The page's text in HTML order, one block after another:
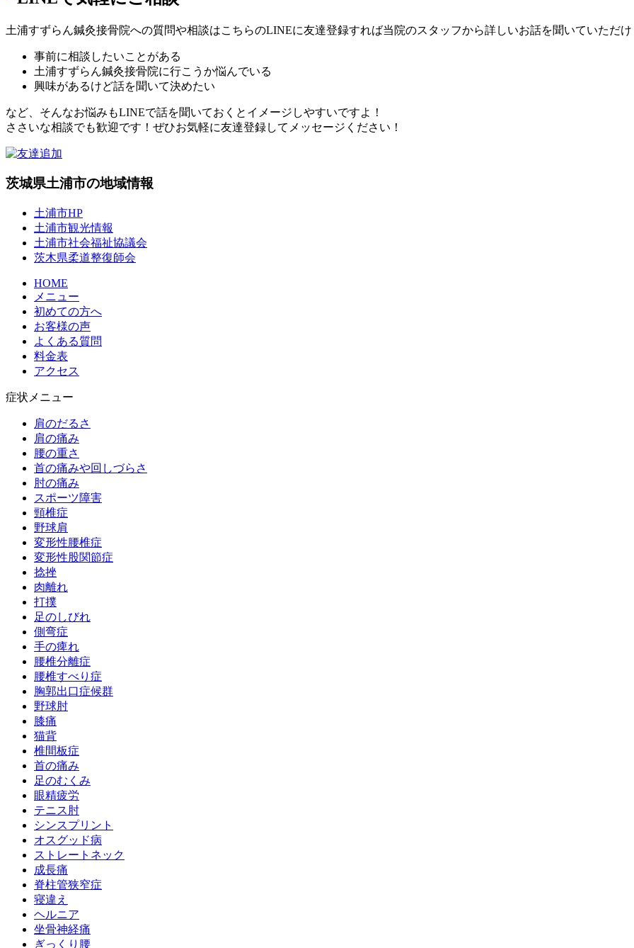
土浦すずらん鍼灸接骨院への質問や相談はこちらのLINEに友達登録すれば当院のスタッフから詳しいお話を聞いていただ
事前に相談したいことがある
土浦すずらん鍼灸接骨院に行こうか悩んでいる
興味があるけど話を聞いて決めたい
など、そんなお悩みもLINEで話を聞いておくとイメージしやすいですよ！
ささいな相談でも歓迎です！ぜひお気軽に友達登録してメッセージください！
茨城県土浦市の地域情報
土浦市HP
土浦市観光情報
土浦市社会福祉協議会
茨木県柔道整復師会
HOME
メニュー
初めての方へ
お客様の声
よくある質問
料金表
アクセス
症状メニュー
肩のだるさ
肩の痛み
腰の重さ
首の痛みや回しづらさ
肘の痛み
スポーツ障害
頸椎症
野球肩
変形性腰椎症
変形性股関節症
捻挫
肉離れ
打撲
足のしびれ
側弯症
手の痺れ
腰椎分離症
腰椎すべり症
胸郭出口症候群
野球肘
膝痛
猫背
椎間板症
首の痛み
足のむくみ
眼精疲労
テニス肘
シンスプリント
オスグッド病
ストレートネック
成長痛
脊柱管狭窄症
寝違え
ヘルニア
坐骨神経痛
ぎっくり腰